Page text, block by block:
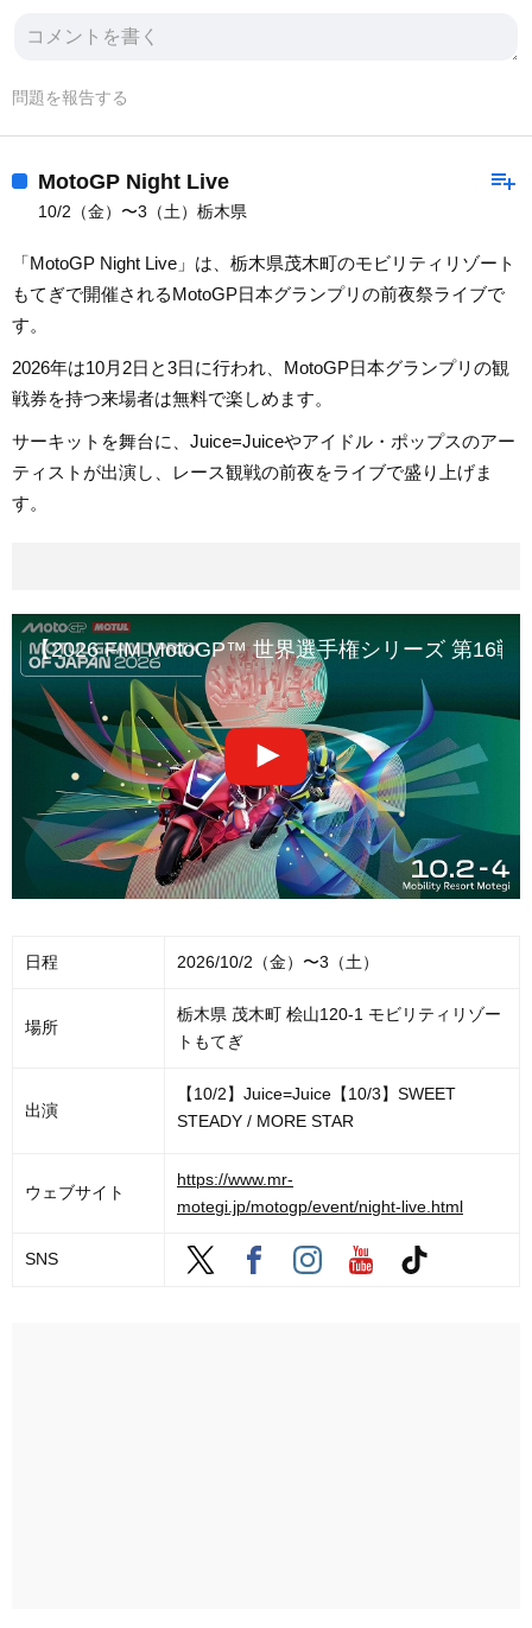
問題を報告する
playlist_add
MotoGP Night Live
10/2（金）〜3（土）栃木県
「MotoGP Night Live」は、栃木県茂木町のモビリティリゾート
もてぎで開催されるMotoGP日本グランプリの前夜祭ライブで
す。
2026年は10月2日と3日に行われ、MotoGP日本グランプリの観
戦券を持つ来場者は無料で楽しめます。
サーキットを舞台に、Juice=Juiceやアイドル・ポップスのアー
ティストが出演し、レース観戦の前夜をライブで盛り上げま
す。
【2026 FIM MotoGP™ 世界選手権シリーズ 第16
日程 2026/10/2（金）〜3（土）
場所
栃木県 茂木町 桧山120-1 モビリティリゾー
トもてぎ
出演
【10/2】Juice=Juice【10/3】SWEET
STEADY / MORE STAR
ウェブサイト
https://www.mr-
motegi.jp/motogp/event/night-live.html
SNS